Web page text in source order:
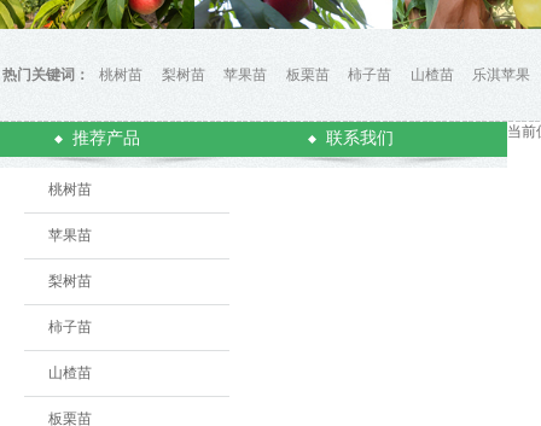
热门关键词： 桃树苗 梨树苗 苹果苗 板栗苗 柿子苗 山楂苗 乐淇苹果
推荐产品
桃树苗
苹果苗
梨树苗
柿子苗
山楂苗
板栗苗
联系我们 当前